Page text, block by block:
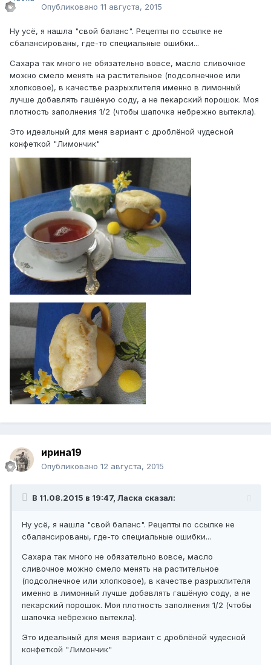
Опубликовано 11 августа, 2015
Ну усё, я нашла "свой баланс". Рецепты по ссылке не
сбалансированы, где-то специальные ошибки...
Сахара так много не обязательно вовсе, масло сливочное
можно смело менять на растительное (подсолнечное или
хлопковое), в качестве разрыхлителя именно в лимонный
лучше добавлять гашёную соду, а не пекарский порошок. Моя
плотность заполнения 1/2 (чтобы шапочка небрежно вытекла).
Это идеальный для меня вариант с дроблёной чудесной
конфеткой "Лимончик"
ирина19
Опубликовано 12 августа, 2015
В 11.08.2015 в 19:47, Ласка сказал:
Ну усё, я нашла "свой баланс". Рецепты по ссылке не
сбалансированы, где-то специальные ошибки...
Сахара так много не обязательно вовсе, масло
сливочное можно смело менять на растительное
(подсолнечное или хлопковое), в качестве разрыхлителя
именно в лимонный лучше добавлять гашёную соду, а не
пекарский порошок. Моя плотность заполнения 1/2 (чтобы
шапочка небрежно вытекла).
Это идеальный для меня вариант с дроблёной чудесной
конфеткой "Лимончик"